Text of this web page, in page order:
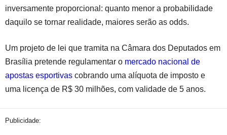
inversamente proporcional: quanto menor a probabilidade
daquilo se tornar realidade, maiores serão as odds.
Um projeto de lei que tramita na Câmara dos Deputados em
Brasília pretende regulamentar o mercado nacional de
apostas esportivas cobrando uma alíquota de imposto e
uma licença de R$ 30 milhões, com validade de 5 anos.
Publicidade: